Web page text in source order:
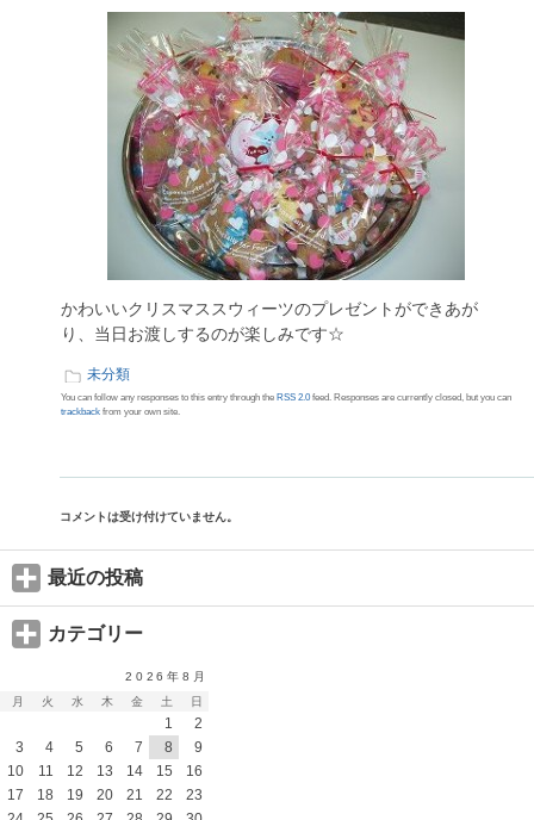
かわいいクリスマススウィーツのプレゼントができあが
り、当日お渡しするのが楽しみです☆
未分類
You can follow any responses to this entry through the RSS 2.0 feed. Responses are currently closed, but you can
trackback from your own site.
コメントは受け付けていません。
最近の投稿
カテゴリー
2026年8月
月
火 水 木 金 土 日
1
2
3
4 5 6 7 8
9
10
11 12 13 14 15
16
17
18 19 20 21 22
23